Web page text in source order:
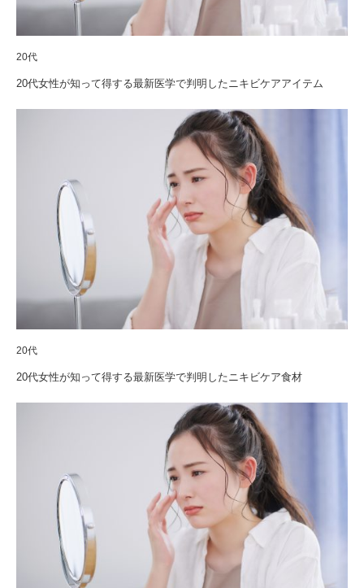
20代
20代女性が知って得する最新医学で判明したニキビケアアイテム
20代
20代女性が知って得する最新医学で判明したニキビケア食材